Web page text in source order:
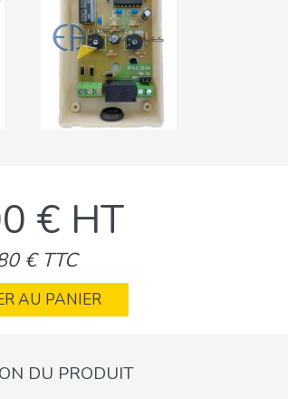
€ HT
€ TTC
AU PANIER
DU PRODUIT